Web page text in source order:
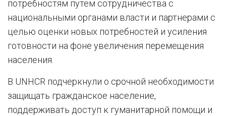
потребностям путем сотрудничества с
национальными органами власти и партнерами с
целью оценки новых потребностей и усиления
готовности на фоне увеличения перемещения
населения.
В UNHCR подчеркнули о срочной необходимости
защищать гражданское население,
поддерживать доступ к гуманитарной помощи и